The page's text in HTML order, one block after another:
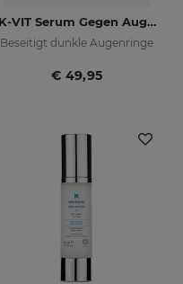
K-VIT Serum Gegen Augenringe
Beseitigt dunkle Augenringe
€ 49,95